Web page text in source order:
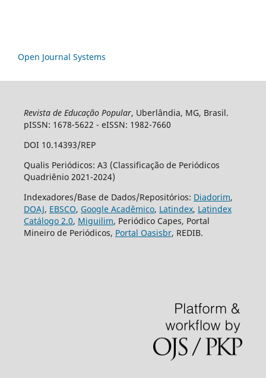
Open Journal Systems
Revista de Educação Popular, Uberlândia, MG, Brasil.
pISSN: 1678-5622 - eISSN: 1982-7660
DOI 10.14393/REP
Qualis Periódicos: A3 (Classificação de Periódicos
Quadriênio 2021-2024)
Indexadores/Base de Dados/Repositórios: Diadorim,
DOAJ, EBSCO, Google Acadêmico, Latindex, Latindex
Catálogo 2.0, Miguilim, Periódico Capes, Portal
Mineiro de Periódicos, Portal Oasisbr, REDIB.